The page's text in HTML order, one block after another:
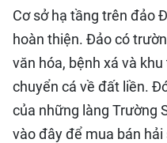
Cơ sở hạ tầng trên đảo
hoàn thiện. Đảo có
văn hóa, bệnh xá và
chuyển cá về đất liền.
của những làng Trường
vào đây để mua bán